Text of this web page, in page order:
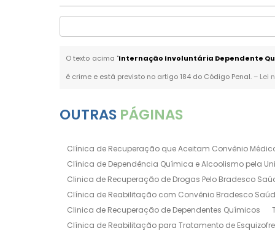
O texto acima "Internação Involuntária Dependente
é crime e está previsto no artigo 184 do Código Penal. – Lei
OUTRAS PÁGINAS
Clínica de Recuperação que Aceitam Convênio
Clínica de Dependência Química e Alcoolismo pela
Clinica de Recuperação de Drogas Pelo Bradesco
Clínica de Reabilitação com Convênio Bradesco
Clinica de Recuperação de Dependentes Químicos
Clínica de Reabilitação para Tratamento de